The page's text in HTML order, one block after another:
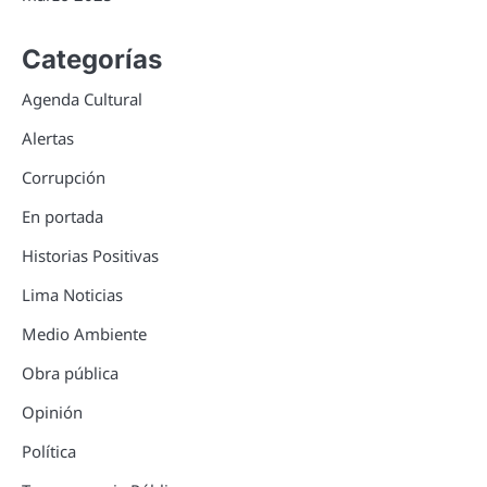
Categorías
Agenda Cultural
Alertas
Corrupción
En portada
Historias Positivas
Lima Noticias
Medio Ambiente
Obra pública
Opinión
Política